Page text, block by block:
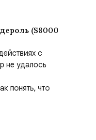
(S8000
с
не удалось